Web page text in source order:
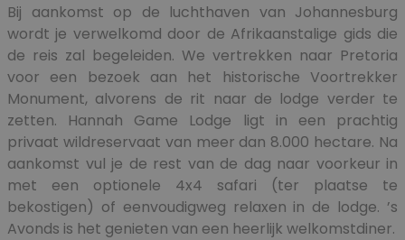
Bij aankomst op de luchthaven van Johannesburg
wordt je verwelkomd door de Afrikaanstalige gids die
de reis zal begeleiden. We vertrekken naar Pretoria
voor een bezoek aan het historische Voortrekker
Monument, alvorens de rit naar de lodge verder te
zetten. Hannah Game Lodge ligt in een prachtig
privaat wildreservaat van meer dan 8.000 hectare. Na
aankomst vul je de rest van de dag naar voorkeur in
met een optionele 4x4 safari (ter plaatse te
bekostigen) of eenvoudigweg relaxen in de lodge. ’s
Avonds is het genieten van een heerlijk welkomstdiner.